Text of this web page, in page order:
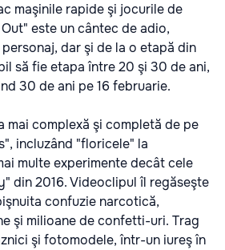
maşinile rapide şi jocurile de
este un cântec de adio,
dar şi de la o etapă din
să fie etapa între 20 şi 30 de ani,
30 de ani pe 16 februarie.
mai complexă şi completă de pe
incluzând "floricele" la
multe experimente decât cele
din 2016. Videoclipul îl regăseşte
confuzie narcotică,
şi milioane de confetti-uri. Trag
şi fotomodele, într-un iureş în